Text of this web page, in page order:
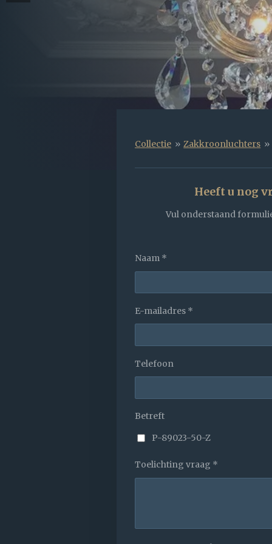
Collectie » Zakkroonluchters »
Heeft u nog
Vul onderstaand
Naam *
E-mailadres *
Telefoon
Betreft
P-89023-50-Z
Toelichting vraag *